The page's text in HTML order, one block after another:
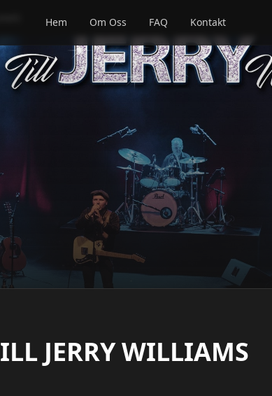
Hem Om Oss FAQ Kontakt
JERRY WILLIAMS